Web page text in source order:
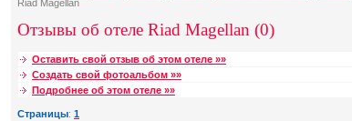
Riad Magellan
Отзывы об отеле Riad Magellan (0)
Оставить свой отзыв об этом отеле »»
Создать свой фотоальбом »»
Подробнее об этом отеле »»
Страницы: 1